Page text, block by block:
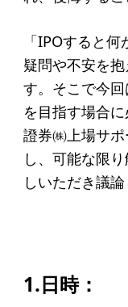
事業内容
年間スケジ
定款
個人情報保
アクセス
事業方針
「IPOすると
疑問や不安を
す。そこで今
を目指す場合
證券㈱上場サ
し、可能な限
しいただき議論
1.日時：